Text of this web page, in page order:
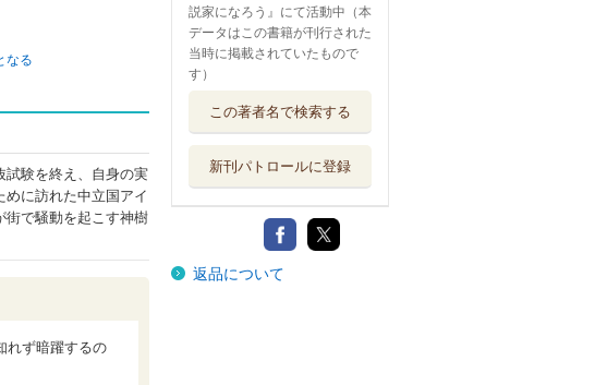
なる
試験を終え、自身の実
に訪れた中立国アイ
街で騒動を起こす神樹
れず暗躍するの
説家になろう』にて活動中（本
データはこの書籍が刊行された
当時に掲載されていたもので
す）
この著者名で検索する
新刊パトロールに登録
返品について